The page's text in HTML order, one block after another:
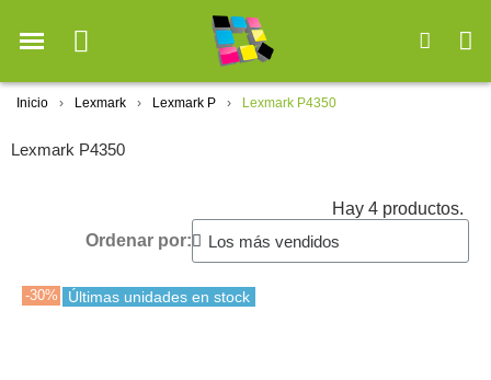
Inicio Lexmark Lexmark P Lexmark P4350
Lexmark P4350
Hay 4 productos.
Ordenar por:
-30% Últimas unidades en stock